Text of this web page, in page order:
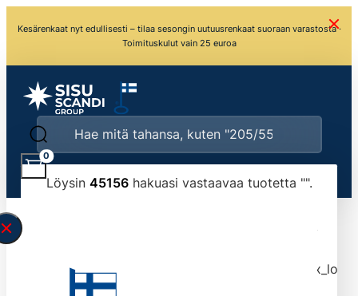
Kesärenkaat nyt edullisesti – tilaa sesongin uutuusrenkaat suoraan varastosta ·
Toimituskulut vain 25 euroa
Löysin 45156hakuasi vastaavaa tuotetta "".
typed the search query correctly.<br>Currently
tmlmvi","meta_query":
0